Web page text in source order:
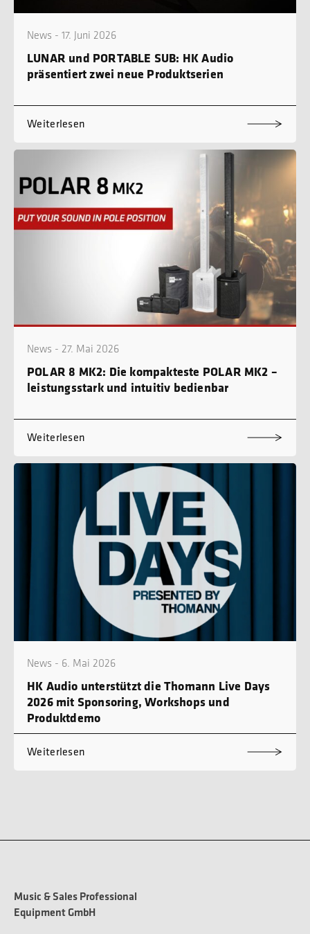
News - 17. Juni 2026
LUNAR und PORTABLE SUB: HK Audio
präsentiert zwei neue Produktserien
Weiterlesen
News - 27. Mai 2026
POLAR 8 MK2: Die kompakteste POLAR MK2 –
leistungsstark und intuitiv bedienbar
Weiterlesen
News - 6. Mai 2026
HK Audio unterstützt die Thomann Live Days
2026 mit Sponsoring, Workshops und
Produktdemo
Weiterlesen
Music & Sales Professional
Equipment GmbH